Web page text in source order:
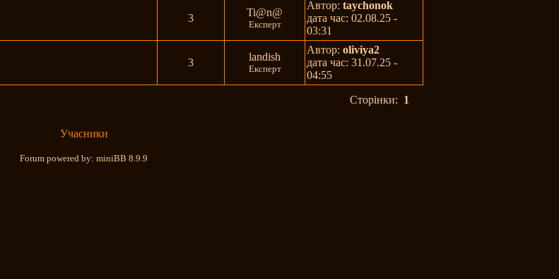
3 Ti@n@
Експерт
Автор:taychonok
дата час: 02.08.25 -
03:31
3 landish
Експерт
Автор:oliviya2
дата час: 31.07.25 -
04:55
Сторінки: 1
Учасники
Forum powered by: miniBB 8.9.9